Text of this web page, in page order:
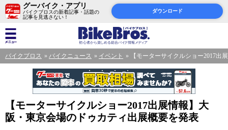
グーバイク・アプリ
バイクブロスの新着記事・話題の
記事を見逃さない！
ダウンロード
バイクブロス バイクニュース イベント 【モーターサイクルショー2017
【モーターサイクルショー2017出展情報】大
阪・東京会場のドゥカティ出展概要を発表